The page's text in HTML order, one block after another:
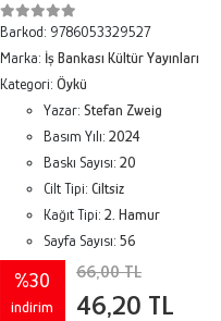
Barkod: 9786053329527
Marka: İş Bankası Kültür Yayınları
Kategori: Öykü
Yazar: Stefan Zweig
Basım Yılı: 2024
Baskı Sayısı: 20
Cilt Tipi: Ciltsiz
Kağıt Tipi: 2. Hamur
Sayfa Sayısı: 56
%30
indirim
66,00 TL
46,20 TL